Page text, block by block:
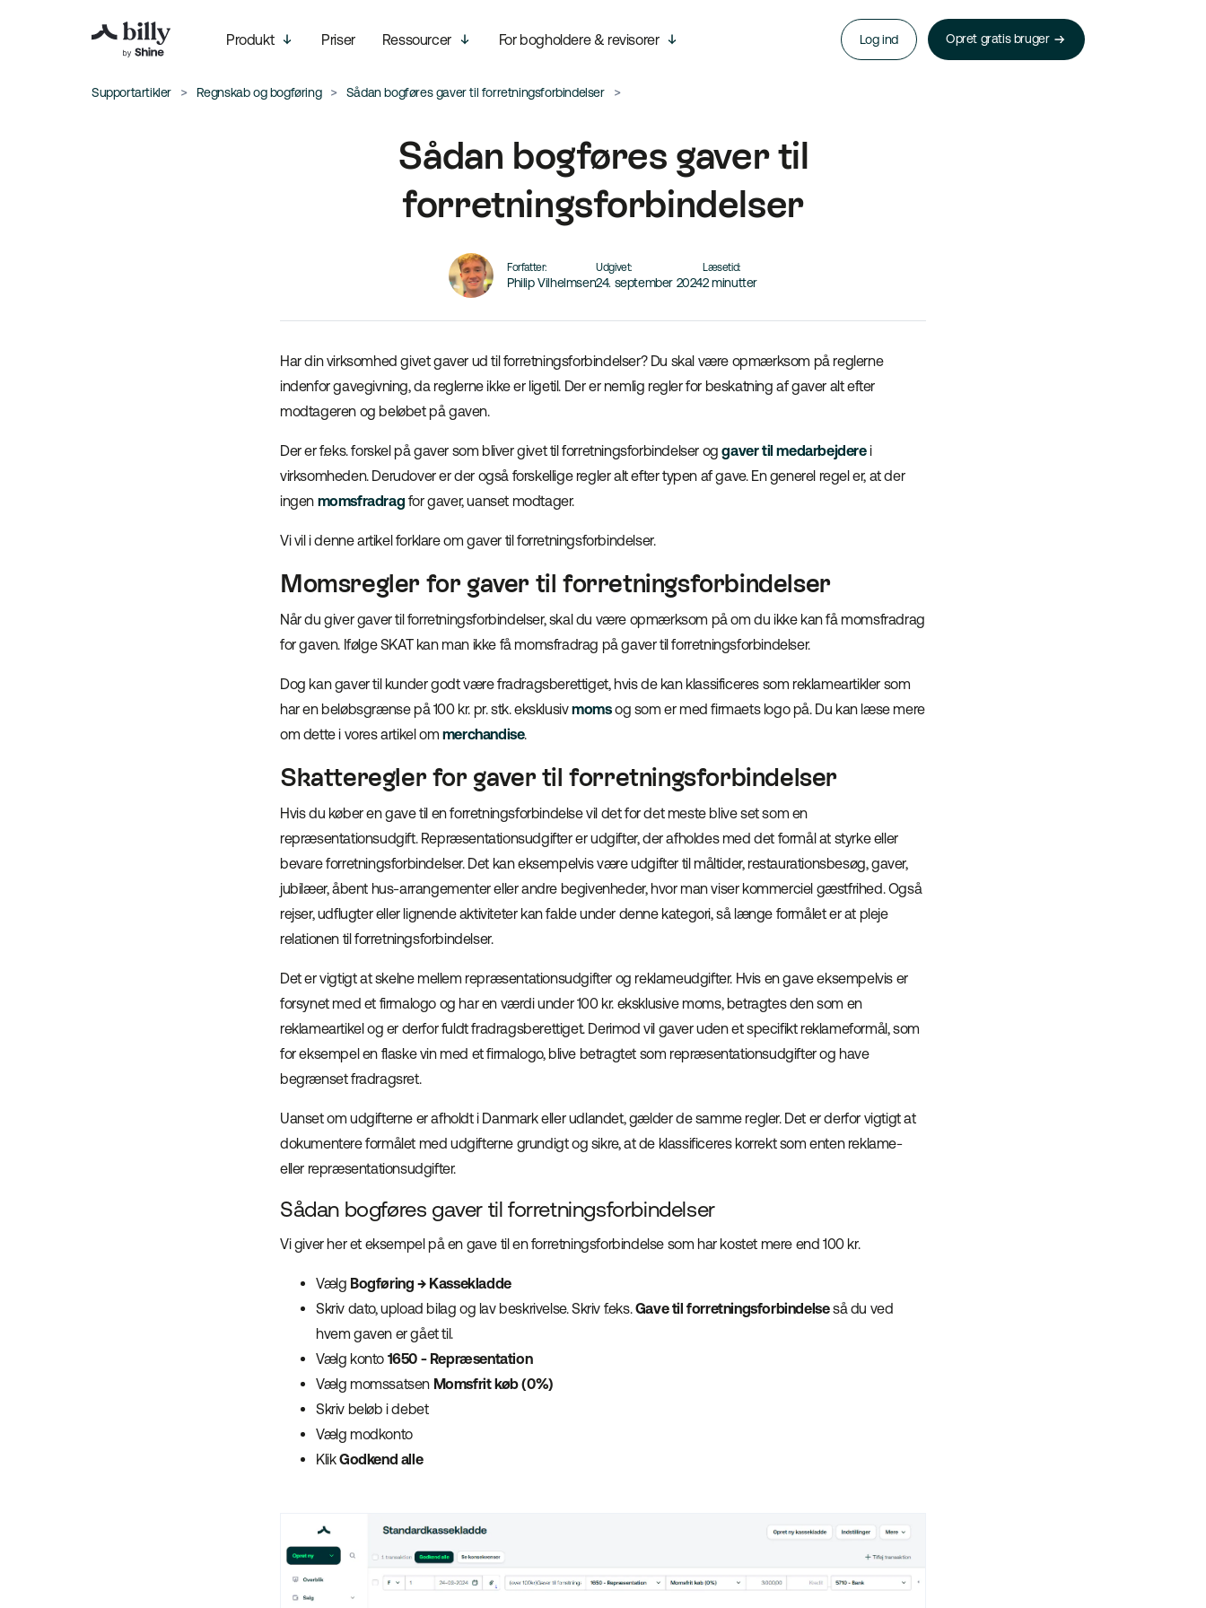
Produkt Priser Ressourcer For bogholdere & revisorer Log ind Opret gratis bruger
Supportartikler Regnskab og bogføring Sådan bogføres gaver til forretningsforbindelser
Sådan bogføres gaver til
forretningsforbindelser
Forfatter:
Philip Vilhelmsen
Udgivet:
24. september 2024
Læsetid:
2 minutter
Har din virksomhed givet gaver ud til forretningsforbindelser? Du skal være opmærksom på reglerne
indenfor gavegivning, da reglerne ikke er ligetil. Der er nemlig regler for beskatning af gaver alt efter
modtageren og beløbet på gaven.
Der er f.eks. forskel på gaver som bliver givet til forretningsforbindelser oggaver til medarbejderei
virksomheden. Derudover er der også forskellige regler alt efter typen af gave. En generel regel er, at der
ingen momsfradrag for gaver, uanset modtager.
Vi vil i denne artikel forklare om gaver til forretningsforbindelser.
Momsregler for gaver til forretningsforbindelser
Når du giver gaver til forretningsforbindelser, skal du være opmærksom på om du ikke kan få momsfradrag
for gaven. Ifølge SKAT kan man ikke få momsfradrag på gaver til forretningsforbindelser.
Dog kan gaver til kunder godt være fradragsberettiget, hvis de kan klassificeres som reklameartikler som
har en beløbsgrænse på 100 kr. pr. stk. eksklusivmomsog som er med firmaets logo på. Du kan læse mere
om dette i vores artikel om merchandise.
Skatteregler for gaver til forretningsforbindelser
Hvis du køber en gave til en forretningsforbindelse vil det for det meste blive set som en
repræsentationsudgift. Repræsentationsudgifter er udgifter, der afholdes med det formål at styrke eller
bevare forretningsforbindelser. Det kan eksempelvis være udgifter til måltider, restaurationsbesøg, gaver,
jubilæer, åbent hus-arrangementer eller andre begivenheder, hvor man viser kommerciel gæstfrihed. Også
rejser, udflugter eller lignende aktiviteter kan falde under denne kategori, så længe formålet er at pleje
relationen til forretningsforbindelser.
Det er vigtigt at skelne mellem repræsentationsudgifter og reklameudgifter. Hvis en gave eksempelvis er
forsynet med et firmalogo og har en værdi under 100 kr. eksklusive moms, betragtes den som en
reklameartikel og er derfor fuldt fradragsberettiget. Derimod vil gaver uden et specifikt reklameformål, som
for eksempel en flaske vin med et firmalogo, blive betragtet som repræsentationsudgifter og have
begrænset fradragsret.
Uanset om udgifterne er afholdt i Danmark eller udlandet, gælder de samme regler. Det er derfor vigtigt at
dokumentere formålet med udgifterne grundigt og sikre, at de klassificeres korrekt som enten reklame-
eller repræsentationsudgifter.
Sådan bogføres gaver til forretningsforbindelser
Vi giver her et eksempel på en gave til en forretningsforbindelse som har kostet mere end 100 kr.
Vælg Bogføring → Kassekladde
Skriv dato, upload bilag og lav beskrivelse. Skriv f.eks.Gave til forretningsforbindelseså du ved
hvem gaven er gået til.
Vælg konto 1650 - Repræsentation
Vælg momssatsen Momsfrit køb (0%)
Skriv beløb i debet
Vælg modkonto
KlikGodkend alle